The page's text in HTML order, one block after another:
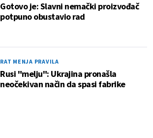
Gotovo je: Slavni nemački proizvođač
potpuno obustavio rad
RAT MENJA PRAVILA
Rusi "melju": Ukrajina pronašla
neočekivan način da spasi fabrike